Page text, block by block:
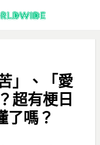
」、「愛
超有梗日
了嗎？